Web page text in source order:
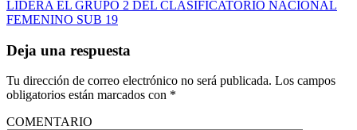
LIDERA EL GRUPO 2 DEL CLASIFICATORIO NACIONAL
FEMENINO SUB 19
Deja una respuesta
Tu dirección de correo electrónico no será publicada. Los campos
obligatorios están marcados con *
COMENTARIO